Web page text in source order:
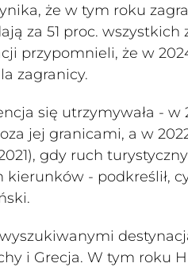
że w tym roku
za 51 proc.
przypomnieli, że w
zagranicy.
się utrzymywała - w
jej granicami, a w
gdy ruch
kierunków - podkreślił,
i Grecja. W tym roku